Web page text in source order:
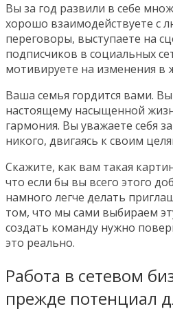
Вы за год развили в себе
хорошо взаимодействуете с
переговоры, выступаете на
подписчиков в социальных
мотивируете на изменения в
Ваша семья гордится вами.
настоящему насыщенной
гармония. Вы уважаете себя
никого, двигаясь к своим
Скажите, как вам такая
что если бы вы всего этого
намного легче делать
том, что мы сами выбираем
создать команду нужно
это реально.
Работа в сетевом
прежде потенциал